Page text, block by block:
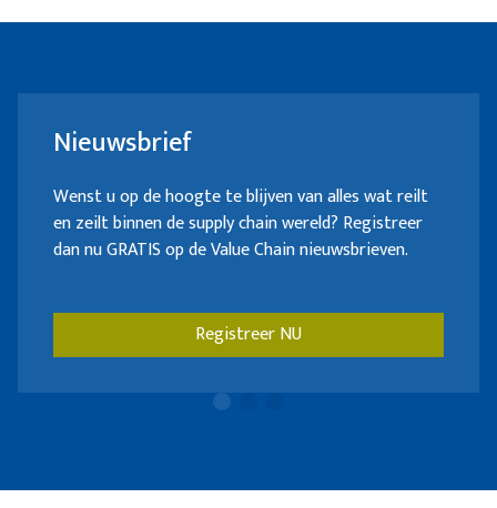
Nieuwsbrief
Wenst u op de hoogte te blijven van alles wat reilt
en zeilt binnen de supply chain wereld? Registreer
dan nu GRATIS op de Value Chain nieuwsbrieven.
Registreer NU